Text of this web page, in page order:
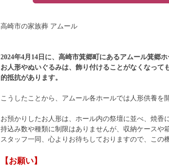
高崎市の家族葬 アムール
2024年4月14日に、高崎市箕郷町にあるアムール箕郷
お人形やぬいぐるみは、飾り付けることがなくなっ
的抵抗があります。
こうしたことから、アムール各ホールでは人形供養を
お預かりしたお人形は、ホール内の祭壇に並べ、焼
持込み数や種類に制限はありませんが、収納ケースや
スタッフ一同、心よりお待ちしておりますので、この
【お願い】